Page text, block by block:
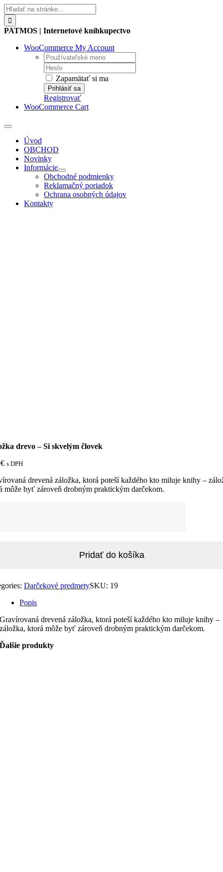
Skip
to
content
Hľadať:
PATMOS | Internetové kníhkupectvo
WooCommerce My Account
Username:
Password:
Zapamätať si ma
Registrovať
WooCommerce Cart
Toggle
Navigation
Úvod
OBCHOD
Novinky
Informácie
Obchodné podmienky
Reklamačný poriadok
Ochrana osobných údajov
Kontakty
drevo – Si skvelým človek
€ s DPH
drevená záložka, ktorá poteší každého kto miluje knihy –
môže byť zároveň drobným praktickým darčekom.
Pridať do košíka
Darčekové predmetySKU: 19
Popis
Gravírovaná drevená záložka, ktorá poteší každého kto miluje knihy –
záložka, ktorá môže byť zároveň drobným praktickým darčekom.
Ďalšie produkty